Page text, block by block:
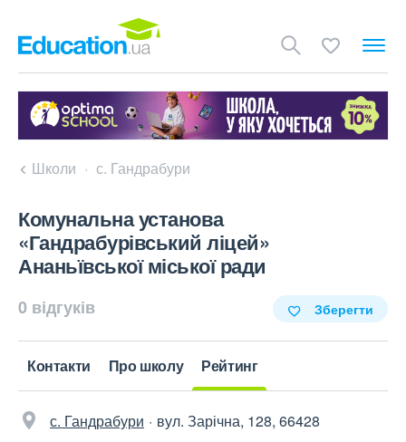
Школи с. Гандрабури
Комунальна установа
«Гандрабурівський ліцей»
Ананьївської міської ради
0 відгуків Зберегти
Контакти Про школу Рейтинг
с. Гандрабури
вул. Зарічна, 128, 66428